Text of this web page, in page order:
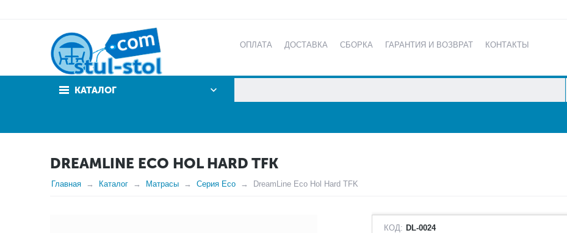
ОПЛАТА ДОСТАВКА СБОРКА ГАРАНТИЯ И ВОЗВРАТ КОНТАКТЫ
КАТАЛОГ
DREAMLINE ECO HOL HARD TFK
Главная Каталог Матрасы Серия Eco DreamLine Eco Hol Hard TFK
КОД: DL-0024